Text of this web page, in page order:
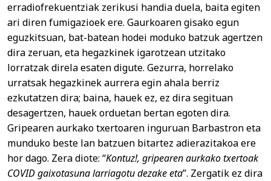
erradiofrekuentziak zerikusi handia duela, baita egiten
ari diren fumigazioek ere. Gaurkoaren gisako egun
eguzkitsuan, bat-batean hodei moduko batzuk agertzen
dira zeruan, eta hegazkinek igarotzean utzitako
lorratzak direla esaten digute. Gezurra, horrelako
urratsak hegazkinek aurrera egin ahala berriz
ezkutatzen dira; baina, hauek ez, ez dira segituan
desagertzen, hauek orduetan bertan egoten dira.
Gripearen aurkako txertoaren inguruan Barbastron eta
munduko beste lan batzuen bitartez adierazitakoa ere
hor dago. Zera diote: “Kontuz!, gripearen aurkako txertoak
COVID gaixotasuna larriagotu dezake eta”. Zergatik ez dira